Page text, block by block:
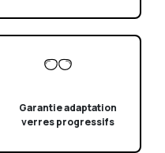
Garantie adaptation
verres progressifs